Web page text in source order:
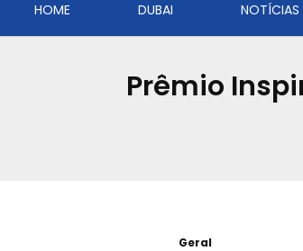
HOME DUBAI NOTÍCIAS
Prêmio
Geral